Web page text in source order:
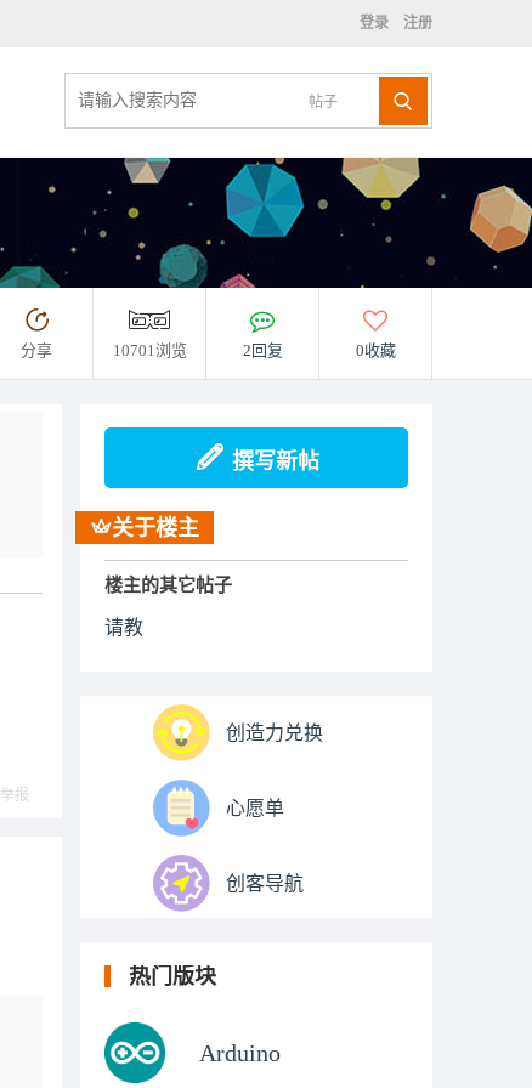
登录 注册
帖子
分享 10701浏览 2回复 0收藏
举报
撰写新帖
关于楼主
楼主的其它帖子
请教
创造力兑换
心愿单
创客导航
热门版块
Arduino